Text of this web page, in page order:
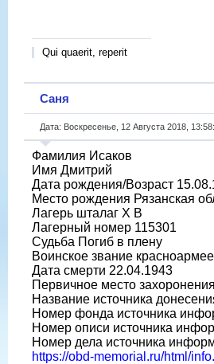
Qui quaerit, reperit
Саня
Дата: Воскресенье, 12 Августа 2018,
Фамилия Исаков
Имя Дмитрий
Дата рождения/Возраст
Место рождения Рязанская
Лагерь шталаг X B
Лагерный номер 115301
Судьба Погиб в плену
Воинское звание
Дата смерти 22.04.1943
Первичное место
Название источника
Номер фонда источника
Номер описи источника
Номер дела источника
https://obd-memorial.ru/html/